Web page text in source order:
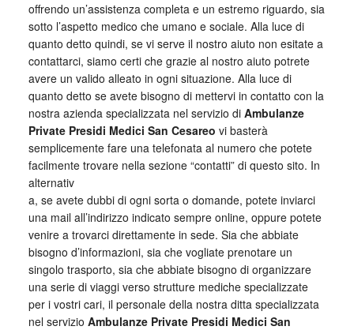
offrendo un’assistenza completa e un estremo riguardo, sia
sotto l’aspetto medico che umano e sociale. Alla luce di
quanto detto quindi, se vi serve il nostro aiuto non esitate a
contattarci, siamo certi che grazie al nostro aiuto potrete
avere un valido alleato in ogni situazione. Alla luce di
quanto detto se avete bisogno di mettervi in contatto con la
nostra azienda specializzata nel servizio di Ambulanze
Private Presidi Medici San Cesareo vi basterà
semplicemente fare una telefonata al numero che potete
facilmente trovare nella sezione “contatti” di questo sito. In
alternativ
a, se avete dubbi di ogni sorta o domande, potete inviarci
una mail all’indirizzo indicato sempre online, oppure potete
venire a trovarci direttamente in sede. Sia che abbiate
bisogno d’informazioni, sia che vogliate prenotare un
singolo trasporto, sia che abbiate bisogno di organizzare
una serie di viaggi verso strutture mediche specializzate
per i vostri cari, il personale della nostra ditta specializzata
nel servizio Ambulanze Private Presidi Medici San